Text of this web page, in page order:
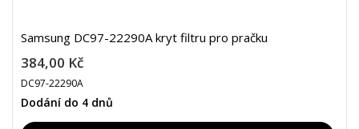
Samsung DC97-22290A kryt filtru pro pračku
384,00 Kč
DC97-22290A
Dodání do 4 dnů